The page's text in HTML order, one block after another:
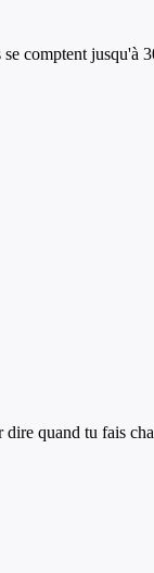
comptent jusqu'à
dire quand tu fais